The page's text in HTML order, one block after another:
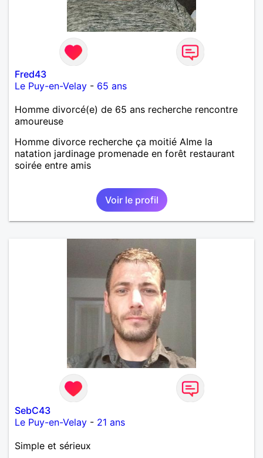
Fred43
Le Puy-en-Velay - 65 ans
Homme divorcé(e) de 65 ans recherche rencontre
amoureuse
Homme divorce recherche ça moitié AIme la
natation jardinage promenade en forêt restaurant
soirée entre amis
Voir le profil
SebC43
Le Puy-en-Velay - 21 ans
Simple et sérieux